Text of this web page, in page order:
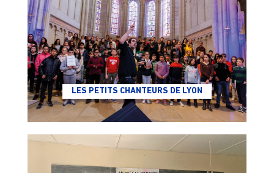
LES PETITS CHANTEURS DE LYON